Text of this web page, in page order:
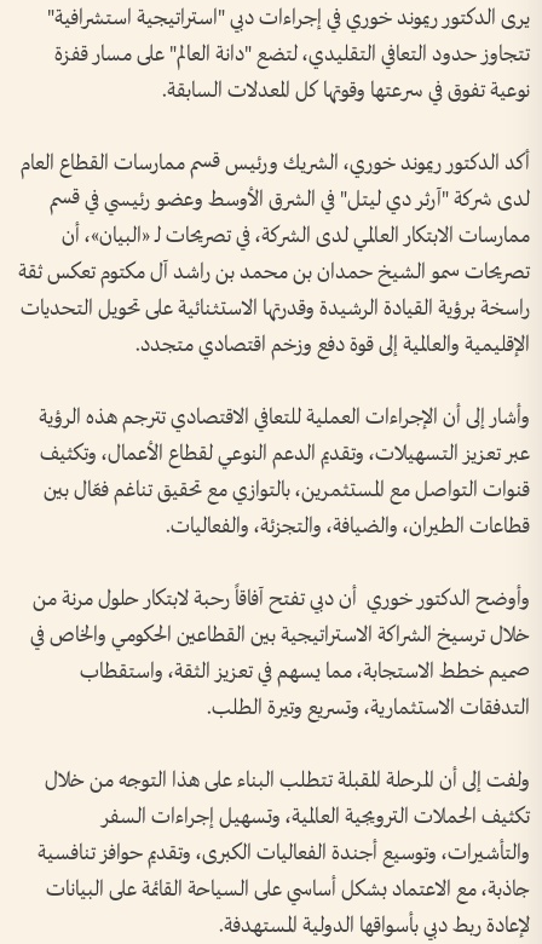
يرى الدكتور ريموند خوري في إجراءات دبي "استراتيجية استشرافية"
تتجاوز حدود التعافي التقليدي، لتضع "دانة العالم" على مسار قفزة
نوعية تفوق في سرعتها وقوتها كل المعدلات السابقة.
أكد الدكتور ريموند خوري، الشريك ورئيس قسم ممارسات القطاع العام
لدى شركة "آرثر دي ليتل" في الشرق الأوسط وعضو رئيسي في قسم
ممارسات الابتكار العالمي لدى الشركة، في تصريحات لـ «البيان»، أن
تصريحات سمو الشيخ حمدان بن محمد بن راشد آل مكتوم تعكس ثقة
راسخة برؤية القيادة الرشيدة وقدرتها الاستثنائية على تحويل التحديات
الإقليمية والعالمية إلى قوة دفع وزخم اقتصادي متجدد.
وأشار إلى أن الإجراءات العملية للتعافي الاقتصادي تترجم هذه الرؤية
عبر تعزيز التسهيلات، وتقديم الدعم النوعي لقطاع الأعمال، وتكثيف
قنوات التواصل مع المستثمرين، بالتوازي مع تحقيق تناغم فعّال بين
قطاعات الطيران، والضيافة، والتجزئة، والفعاليات.
وأوضح الدكتور خوري أن دبي تفتح آفاقاً رحبة لابتكار حلول مرنة من
خلال ترسيخ الشراكة الاستراتيجية بين القطاعين الحكومي والخاص في
صميم خطط الاستجابة، مما يسهم في تعزيز الثقة، واستقطاب
التدفقات الاستثمارية، وتسريع وتيرة الطلب.
ولفت إلى أن المرحلة المقبلة تتطلب البناء على هذا التوجه من خلال
تكثيف الحملات الترويجية العالمية، وتسهيل إجراءات السفر
والتأشيرات، وتوسيع أجندة الفعاليات الكبرى، وتقديم حوافز تنافسية
جاذبة، مع الاعتماد بشكل أساسي على السياحة القائمة على البيانات
لإعادة ربط دبي بأسواقها الدولية المستهدفة.